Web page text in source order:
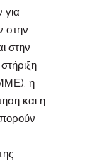
για
στην
στην
η
και η